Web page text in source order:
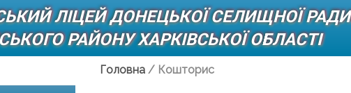
ЛІЦЕЙ ДОНЕЦЬКОЇ СЕЛИЩНОЇ РАДИ
РАЙОНУ ХАРКІВСЬКОЇ ОБЛАСТІ
Головна / Кошторис